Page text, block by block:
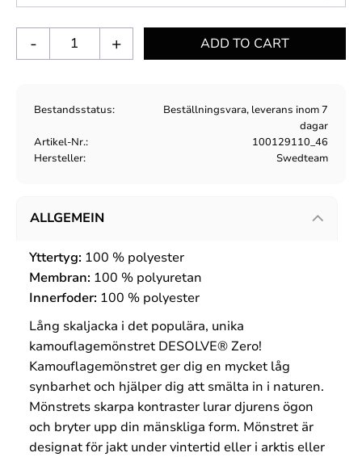
+
-
Bestandsstatus
Beställningsvara, leverans inom 7
dagar
Artikel-Nr.
100129110_46
Hersteller
Swedteam
ALLGEMEIN
Yttertyg: 100 % polyester
Membran: 100 % polyuretan
Innerfoder: 100 % polyester
Lång skaljacka i det populära, unika
kamouflagemönstret DESOLVE® Zero!
Kamouflagemönstret ger dig en mycket låg
synbarhet och hjälper dig att smälta in i naturen.
Mönstrets skarpa kontraster lurar djurens ögon
och bryter upp din mänskliga form. Mönstret är
designat för jakt under vintertid eller i arktis eller